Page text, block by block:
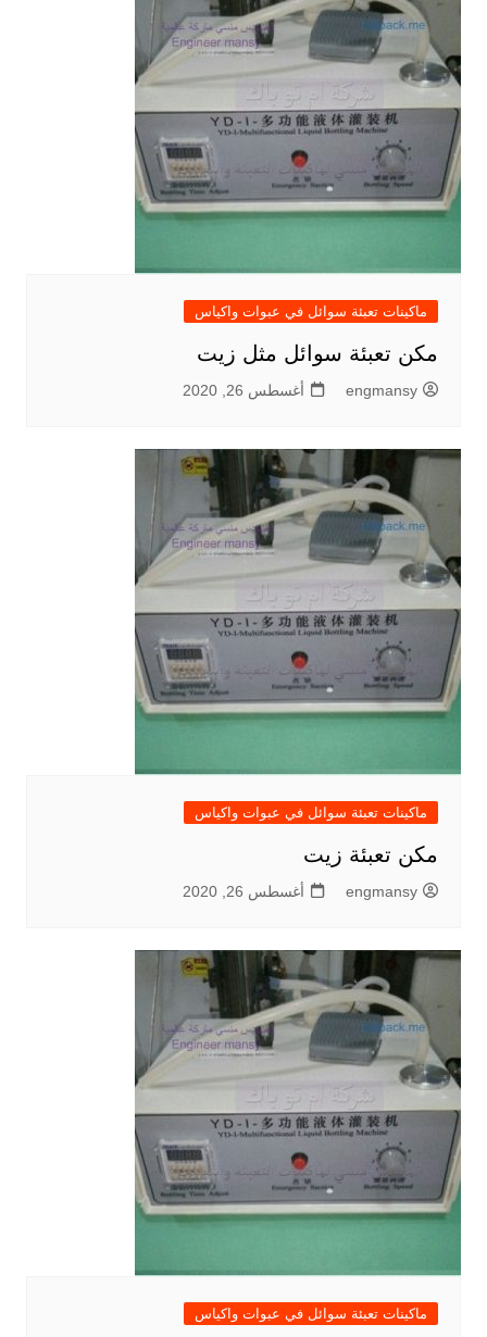
ماكينات تعبئة سوائل في عبوات واكياس
مكن تعبئة سوائل مثل زيت
engmansy أغسطس 26, 2020
ماكينات تعبئة سوائل في عبوات واكياس
مكن تعبئة زيت
engmansy أغسطس 26, 2020
ماكينات تعبئة سوائل في عبوات واكياس